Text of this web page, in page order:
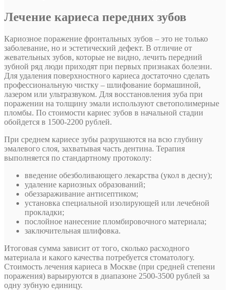
Лечение кариеса передних зубов
Кариозное поражение фронтальных зубов – это не только
заболевание, но и эстетический дефект. В отличие от
жевательных зубов, которые не видно, лечить передний
зубной ряд люди приходят при первых признаках болезни.
Для удаления поверхностного кариеса достаточно сделать
профессиональную чистку – шлифование бормашиной,
лазером или ультразвуком. Для восстановления зуба при
поражении на толщину эмали используют светополимерные
пломбы. По стоимости кариес зубов в начальной стадии
обойдется в 1500-2200 рублей.
При среднем кариесе зубы разрушаются на всю глубину
эмалевого слоя, захватывая часть дентина. Терапия
выполняется по стандартному протоколу:
введение обезболивающего лекарства (укол в десну);
удаление кариозных образований;
обеззараживание антисептиком;
установка специальной изолирующей или лечебной
прокладки;
послойное нанесение пломбировочного материала;
заключительная шлифовка.
Итоговая сумма зависит от того, сколько расходного
материала и какого качества потребуется стоматологу.
Стоимость лечения кариеса в Москве (при средней степени
поражения) варьируются в диапазоне 2500-3500 рублей за
одну зубную единицу.